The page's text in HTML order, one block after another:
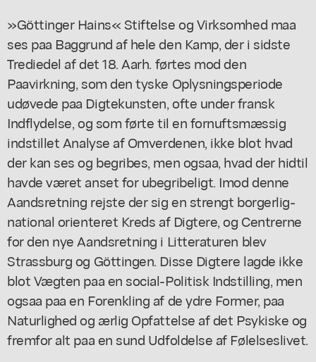
»Göttinger Hains« Stiftelse og Virksomhed maa
ses paa Baggrund af hele den Kamp, der i sidste
Trediedel af det 18. Aarh. førtes mod den
Paavirkning, som den tyske Oplysningsperiode
udøvede paa Digtekunsten, ofte under fransk
Indflydelse, og som førte til en fornuftsmæssig
indstillet Analyse af Omverdenen, ikke blot hvad
der kan ses og begribes, men ogsaa, hvad der hidtil
havde været anset for ubegribeligt. Imod denne
Aandsretning rejste der sig en strengt borgerlig-
national orienteret Kreds af Digtere, og Centrerne
for den nye Aandsretning i Litteraturen blev
Strassburg og Göttingen. Disse Digtere lagde ikke
blot Vægten paa en social-Politisk Indstilling, men
ogsaa paa en Forenkling af de ydre Former, paa
Naturlighed og ærlig Opfattelse af det Psykiske og
fremfor alt paa en sund Udfoldelse af Følelseslivet.